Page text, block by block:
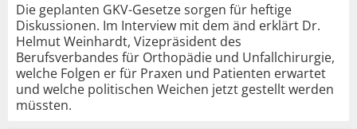
Die geplanten GKV-Gesetze sorgen für heftige
Diskussionen. Im Interview mit dem änd erklärt Dr.
Helmut Weinhardt, Vizepräsident des
Berufsverbandes für Orthopädie und Unfallchirurgie,
welche Folgen er für Praxen und Patienten erwartet
und welche politischen Weichen jetzt gestellt werden
müssten.